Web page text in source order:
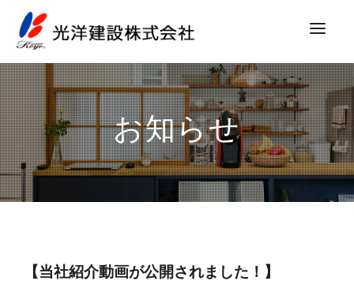
お知らせ
事業内容
SDGs
DX
採用情報
お問い合わせ
お知らせ
【当社紹介動画が公開されました！】